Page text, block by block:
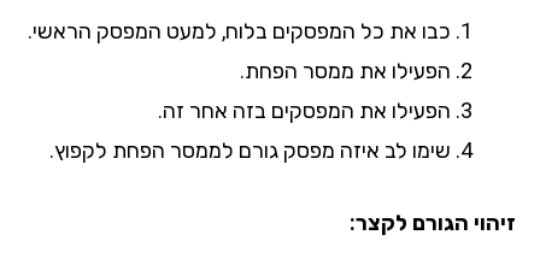
כבו את כל המפסקים בלוח, למעט המפסק הראשי.
הפעילו את ממסר הפחת.
הפעילו את המפסקים בזה אחר זה.
שימו לב איזה מפסק גורם לממסר הפחת לקפוץ.
הגורם לקצר: